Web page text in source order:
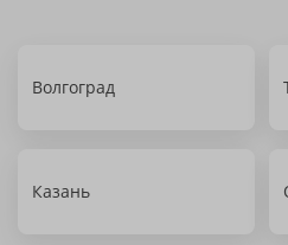
Волгоград
Казань